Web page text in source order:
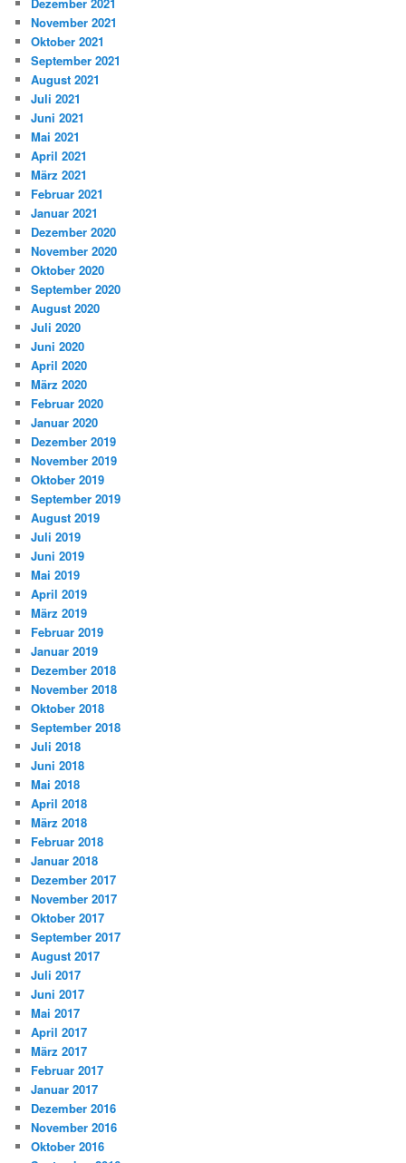
November 2021
Oktober 2021
September 2021
August 2021
Juli 2021
Juni 2021
Mai 2021
April 2021
März 2021
Februar 2021
Januar 2021
Dezember 2020
November 2020
Oktober 2020
September 2020
August 2020
Juli 2020
Juni 2020
April 2020
März 2020
Februar 2020
Januar 2020
Dezember 2019
November 2019
Oktober 2019
September 2019
August 2019
Juli 2019
Juni 2019
Mai 2019
April 2019
März 2019
Februar 2019
Januar 2019
Dezember 2018
November 2018
Oktober 2018
September 2018
Juli 2018
Juni 2018
Mai 2018
April 2018
März 2018
Februar 2018
Januar 2018
Dezember 2017
November 2017
Oktober 2017
September 2017
August 2017
Juli 2017
Juni 2017
Mai 2017
April 2017
März 2017
Februar 2017
Januar 2017
Dezember 2016
November 2016
Oktober 2016